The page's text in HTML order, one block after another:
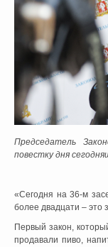
Председатель
повестку дня
«Сегодня на 36-м
более двадцати – это
Первый закон,
продавали пиво,